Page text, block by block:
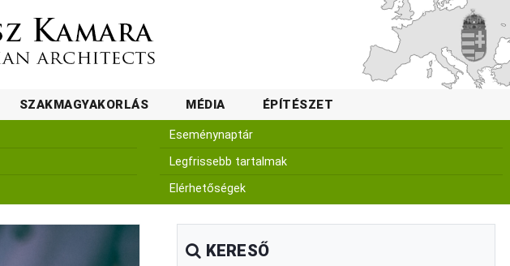
SZAKMAGYAKORLÁS MÉDIA ÉPÍTÉSZET
Eseménynaptár
Legfrissebb tartalmak
Elérhetőségek
KERESŐ